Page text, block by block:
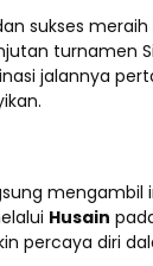
sukses
turnamen
jalannya
Husain
percaya diri